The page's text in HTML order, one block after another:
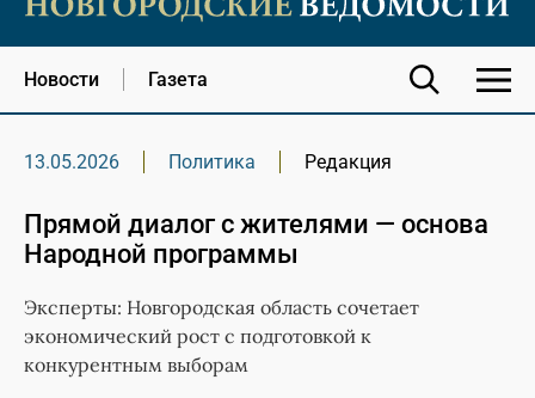
Новости Газета
13.05.2026 Политика Редакция
Прямой диалог с жителями — основа
Народной программы
Эксперты: Новгородская область сочетает
экономический рост с подготовкой к
конкурентным выборам